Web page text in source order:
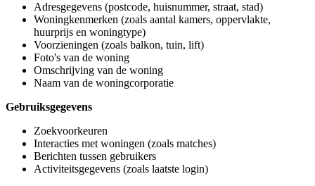
Adresgegevens (postcode, huisnummer, straat, stad)
Woningkenmerken (zoals aantal kamers, oppervlakte,
huurprijs en woningtype)
Voorzieningen (zoals balkon, tuin, lift)
Foto's van de woning
Omschrijving van de woning
Naam van de woningcorporatie
Gebruiksgegevens
Zoekvoorkeuren
Interacties met woningen (zoals matches)
Berichten tussen gebruikers
Activiteitsgegevens (zoals laatste login)